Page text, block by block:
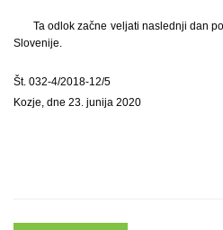
Ta odlok začne veljati naslednji dan
Slovenije.
Št. 032-4/2018-12/5
Kozje, dne 23. junija 2020